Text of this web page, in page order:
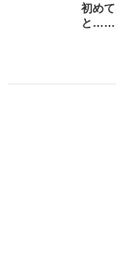
初め
と……